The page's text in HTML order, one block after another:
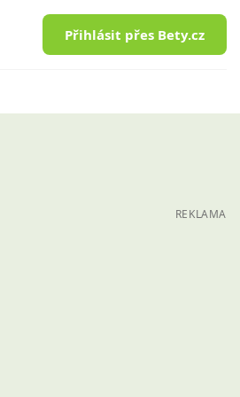
Přihlásit přes Bety.cz
REKLAMA